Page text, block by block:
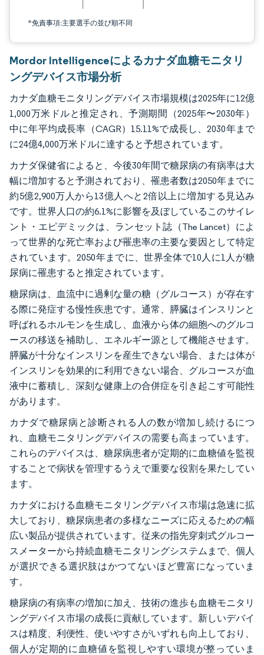
*免責事項:主要選手の並び順不同
Mordor Intelligenceによるカナダ血糖モニタリ
ングデバイス市場分析
カナダ血糖モニタリングデバイス市場規模は2025年に12億
1,000万米ドルと推定され、予測期間（2025年〜2030年）
中に年平均成長率（CAGR）15.11%で成長し、2030年まで
に24億4,000万米ドルに達すると予想されています。
カナダ保健省によると、今後30年間で糖尿病の有病率は大
幅に増加すると予測されており、罹患者数は2050年までに
約5億2,900万人から13億人へと2倍以上に増加する見込み
です。世界人口の約6.1%に影響を及ぼしているこのサイレ
ント・エピデミックは、ランセット誌（The Lancet）によ
って世界的な死亡率および罹患率の主要な要因として特定
されています。2050年までに、世界全体で10人に1人が糖
尿病に罹患すると推定されています。
糖尿病は、血流中に過剰な量の糖（グルコース）が存在す
る際に発症する慢性疾患です。通常、膵臓はインスリンと
呼ばれるホルモンを生成し、血液から体の細胞へのグルコ
ースの移送を補助し、エネルギー源として機能させます。
膵臓が十分なインスリンを産生できない場合、または体が
インスリンを効果的に利用できない場合、グルコースが血
液中に蓄積し、深刻な健康上の合併症を引き起こす可能性
があります。
カナダで糖尿病と診断される人の数が増加し続けるにつ
れ、血糖モニタリングデバイスの需要も高まっています。
これらのデバイスは、糖尿病患者が定期的に血糖値を監視
することで病状を管理するうえで重要な役割を果たしてい
ます。
カナダにおける血糖モニタリングデバイス市場は急速に拡
大しており、糖尿病患者の多様なニーズに応えるための幅
広い製品が提供されています。従来の指先穿刺式グルコー
スメーターから持続血糖モニタリングシステムまで、個人
が選択できる選択肢はかつてないほど豊富になっていま
す。
糖尿病の有病率の増加に加え、技術の進歩も血糖モニタリ
ングデバイス市場の成長に貢献しています。新しいデバイ
スは精度、利便性、使いやすさがいずれも向上しており、
個人が定期的に血糖値を監視しやすい環境が整っていま